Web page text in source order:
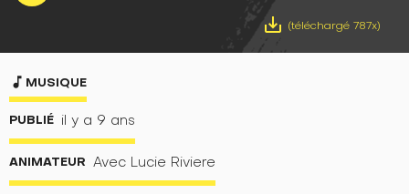
save_alt (téléchargé 787x)
music_note MUSIQUE
PUBLIÉ il y a 9 ans
ANIMATEUR Avec Lucie Riviere